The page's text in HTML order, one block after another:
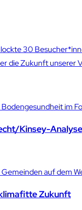
30
die Zukunft unserer
Kinsey-
Zukunft